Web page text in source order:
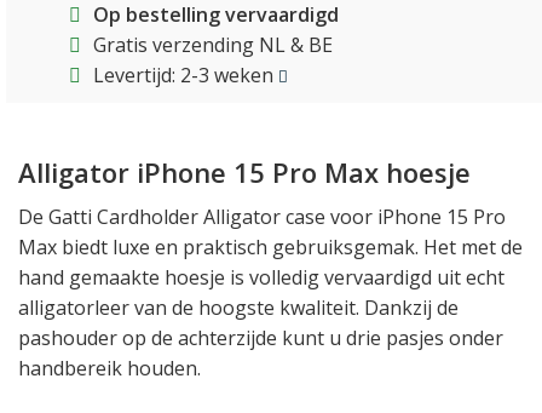
Op bestelling vervaardigd
Gratis verzending NL & BE
Levertijd: 2-3 weken
Alligator iPhone 15 Pro Max hoesje
De Gatti Cardholder Alligator case voor iPhone 15 Pro
Max biedt luxe en praktisch gebruiksgemak. Het met de
hand gemaakte hoesje is volledig vervaardigd uit echt
alligatorleer van de hoogste kwaliteit. Dankzij de
pashouder op de achterzijde kunt u drie pasjes onder
handbereik houden.